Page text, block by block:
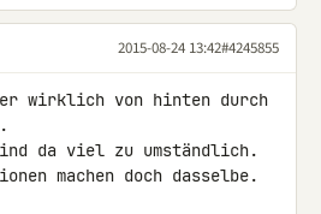
2015-08-24 13:42#4245855
wirklich von hinten durch
da viel zu umständlich.
machen doch dasselbe.